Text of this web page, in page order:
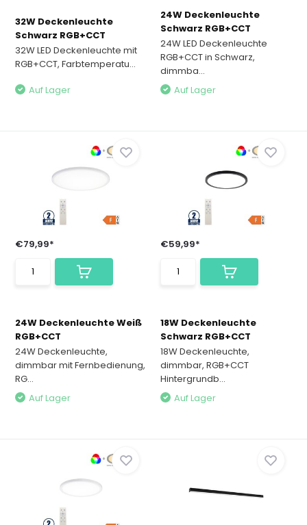
32W Deckenleuchte
Schwarz RGB+CCT
32W LED Deckenleuchte mit
RGB+CCT, Farbtemperatu...
Auf Lager
24W Deckenleuchte
Schwarz RGB+CCT
24W LED Deckenleuchte
RGB+CCT in Schwarz,
dimmba...
Auf Lager
€79,99*
24W Deckenleuchte Weiß
RGB+CCT
24W Deckenleuchte,
dimmbar mit Fernbedienung,
RG...
Auf Lager
€59,99*
18W Deckenleuchte
Schwarz RGB+CCT
18W Deckenleuchte,
dimmbar, RGB+CCT
Hintergrundb...
Auf Lager